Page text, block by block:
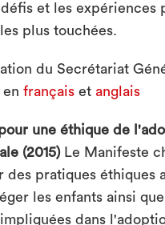
et les expériences
plus touchées.
du Secrétariat
françaiset anglais
une éthique de
(2015)Le Manifeste
des pratiques éthiques
les enfants ainsi
dans